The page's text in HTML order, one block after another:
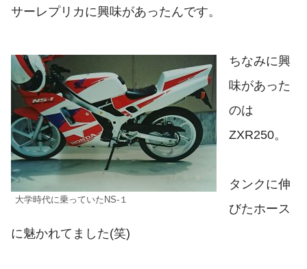
サーレプリカに興味があったんです。
大学時代に乗っていたNS-１
ちなみに興
味があった
のは
ZXR250。
タンクに伸
びたホース
に魅かれてました(笑)